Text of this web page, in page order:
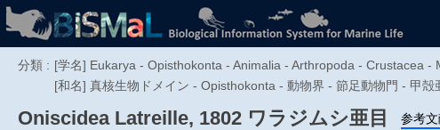
分類 : [学名] Eukarya - Opisthokonta - Animalia - Arthropoda - Crustacea
[和名] 真核生物ドメイン - Opisthokonta - 動物界 - 節足動物門 - 甲
OniscideaLatreille, 1802 ワラジムシ亜目 参考